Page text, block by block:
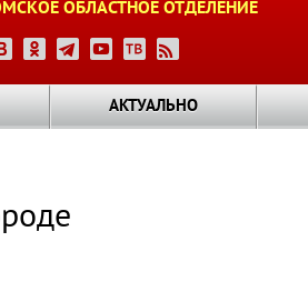
ОБЛАСТНОЕ ОТДЕЛЕНИЕ
АКТУАЛЬНО